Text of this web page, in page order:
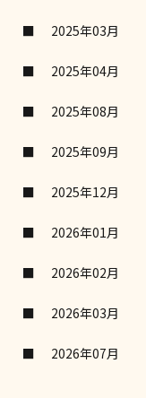
2025年03月
2025年04月
2025年08月
2025年09月
2025年12月
2026年01月
2026年02月
2026年03月
2026年07月